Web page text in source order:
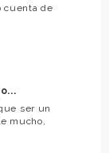
cuenta de
ser un
mucho,